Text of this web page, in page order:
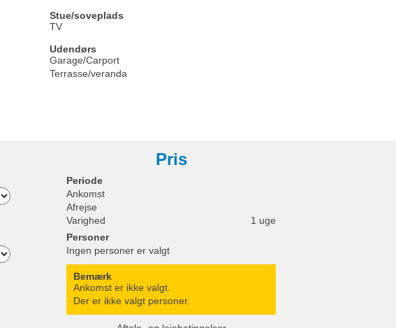
Stue/soveplads
TV
Udendørs
Garage/Carport
Terrasse/veranda
Pris
Periode
Ankomst
Afrejse
Varighed
1 uge
Personer
Ingen personer er valgt
Bemærk
Ankomst er ikke valgt.
Der er ikke valgt personer.